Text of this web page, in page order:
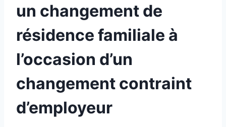
un changement de
résidence familiale à
l’occasion d’un
changement contraint
d’employeur